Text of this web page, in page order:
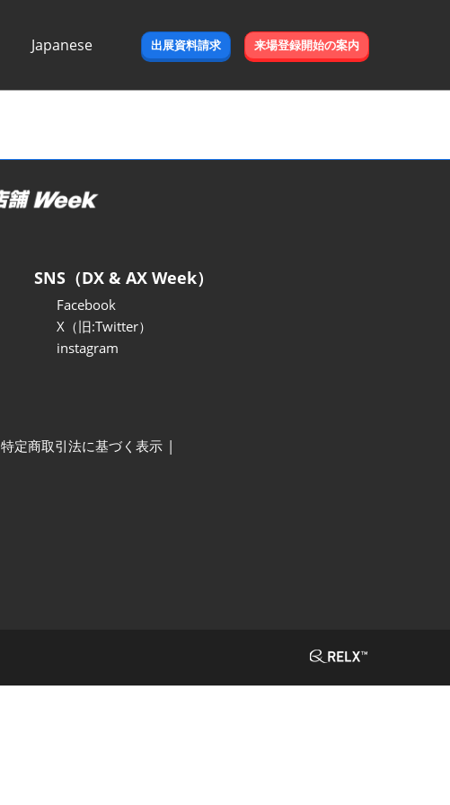
Japanese
出展資料請求 来場登録開始の案内
SNS（DX & AX Week）
Facebook
X（旧:Twitter）
instagram
特定商取引法に基づく表示